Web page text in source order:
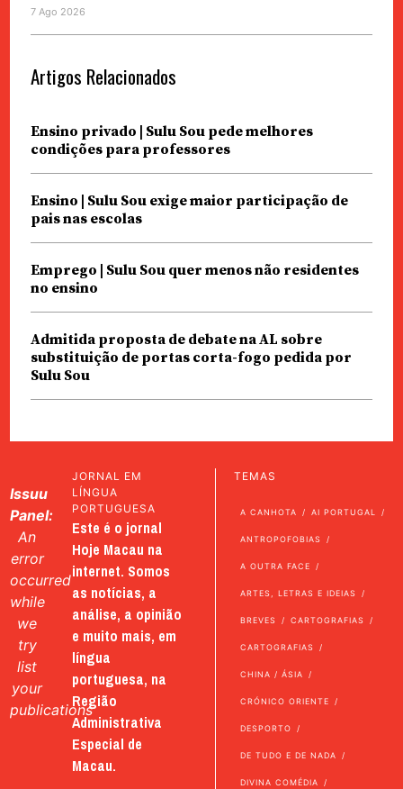
7 Ago 2026
Artigos Relacionados
Ensino privado | Sulu Sou pede melhores
condições para professores
Ensino | Sulu Sou exige maior participação de
pais nas escolas
Emprego | Sulu Sou quer menos não residentes
no ensino
Admitida proposta de debate na AL sobre
substituição de portas corta-fogo pedida por
Sulu Sou
Issuu
Panel:
An
error
occurred
while
we
try
list
your
publications
JORNAL EM
LÍNGUA
PORTUGUESA
Este é o jornal
Hoje Macau na
internet. Somos
as notícias, a
análise, a opinião
e muito mais, em
língua
portuguesa, na
Região
Administrativa
Especial de
Macau.
TEMAS
A CANHOTA AI PORTUGAL
ANTROPOFOBIAS
A OUTRA FACE
ARTES, LETRAS E IDEIAS
BREVES CARTOGRAFIAS
CARTOGRAFIAS
CHINA / ÁSIA
CRÓNICO ORIENTE
DESPORTO
DE TUDO E DE NADA
DIVINA COMÉDIA